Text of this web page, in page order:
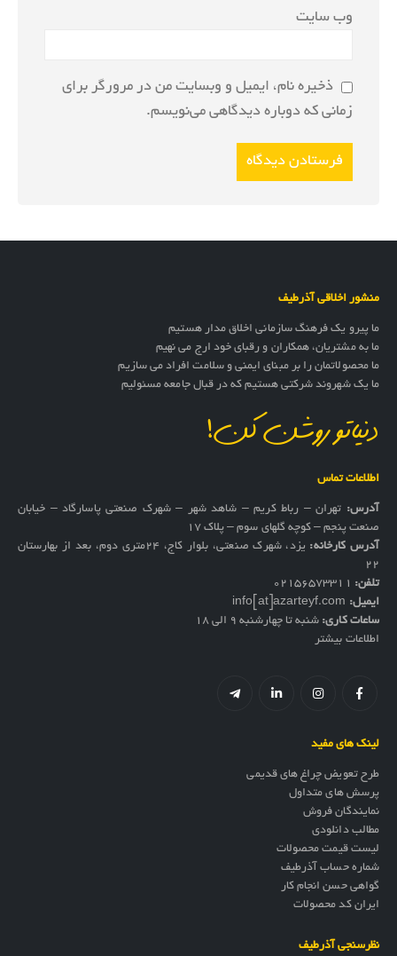
وب‌ سایت
ذخیره نام، ایمیل و وبسایت من در مرورگر برای
زمانی که دوباره دیدگاهی می‌نویسم.
منشور اخلاقی آذرطیف
ما پیرو یک فرهنگ سازمانی اخلاق مدار هستیم
ما به مشتریان، همکاران و رقبای خود ارج می نهیم
ما محصولاتمان را بر مبنای ایمنی و سلامت افراد می سازیم
ما یک شهروند شرکتی هستیم که در قبال جامعه مسئولیم
دنیاتو روشن کن!
اطلاعات تماس
آدرس: تهران – رباط کریم – شاهد شهر – شهرک صنعتی پاسارگاد – خیابان
صنعت پنجم – کوچه گلهای سوم – پلاک 17
آدرس کارخانه:
یزد، شهرک صنعتی، بلوار کاج، ۲۴متری دوم، بعد از بهارستان
۲۲
تلفن: 02156573311
ایمیل: info[at]azarteyf.com
ساعات کاری: شنبه تا چهارشنبه 9 الی 18
اطلاعات بیشتر
لینک های مفید
طرح تعویض چراغ های قدیمی
پرسش های متداول
نمایندگان فروش
مطالب دانلودی
لیست قیمت محصولات
شماره حساب آذرطیف
گواهی حسن انجام کار
ایران کد محصولات
نظرسنجی آذرطیف